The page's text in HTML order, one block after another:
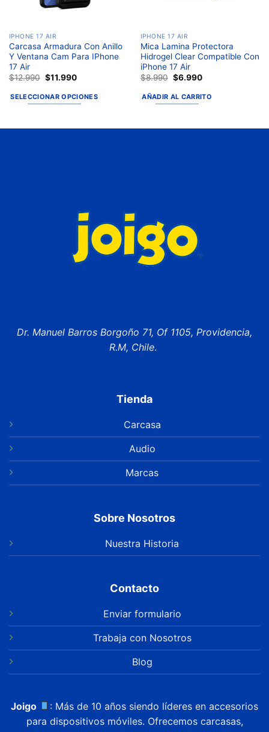
IPHONE 17 AIR
Carcasa Armadura Con Anillo
Y Ventana Cam Para IPhone
17 Air
$12.990 $11.990
SELECCIONAR OPCIONES
IPHONE 17 AIR
Mica Lamina Protectora
Hidrogel Clear Compatible Con
iPhone 17 Air
$8.990 $6.990
AÑADIR AL CARRITO
Dr. Manuel Barros Borgoño 71, Of 1105, Providencia,
R.M, Chile.
Tienda
Carcasa
Audio
Marcas
Sobre Nosotros
Nuestra Historia
Contacto
Enviar formulario
Trabaja con Nosotros
Blog
Joigo
: Más de 10 años siendo líderes en accesorios
para dispositivos móviles. Ofrecemos carcasas,